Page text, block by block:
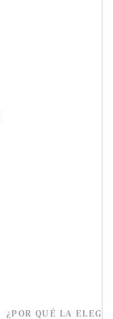
¿POR QUÉ LA